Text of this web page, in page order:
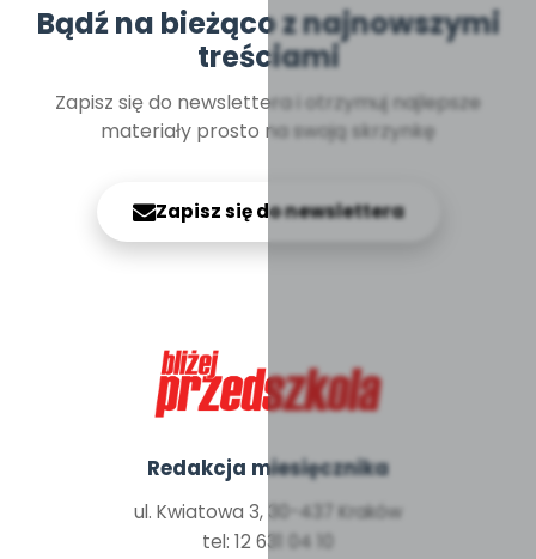
Bądź na bieżąco z najnowszymi
treściami
Zapisz się do newslettera i otrzymuj najlepsze
materiały prosto na swoją skrzynkę
Zapisz się do newslettera
Redakcja miesięcznika
ul. Kwiatowa 3, 30-437 Kraków
tel: 12 631 04 10